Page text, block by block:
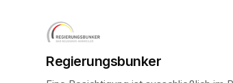
Regierungsbunker